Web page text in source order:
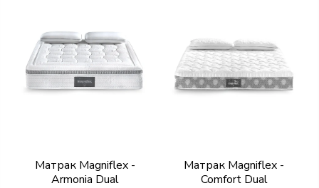
Матрак Magniflex -
Armonia Dual
Матрак Magniflex -
Comfort Dual